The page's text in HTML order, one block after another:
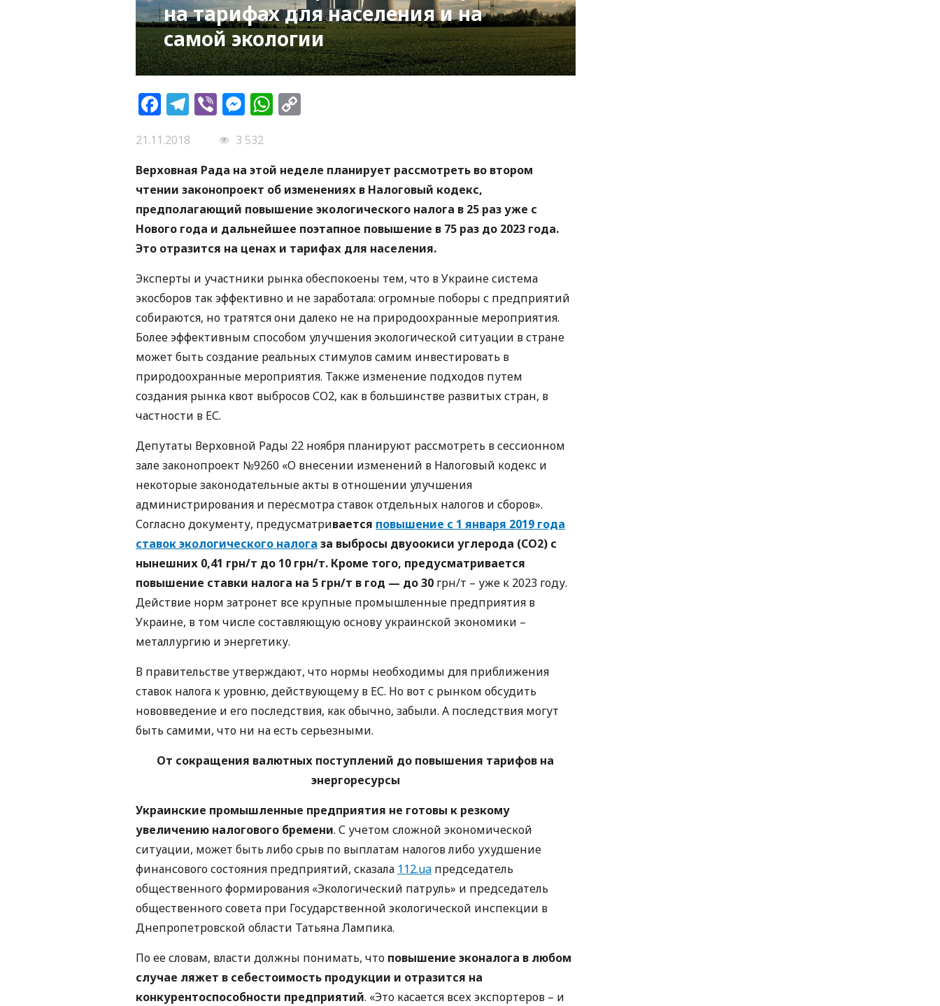
на тарифах для населения и на
самой экологии
Facebook
Telegram
ViberMessenger
WhatsApp
21.11.2018
3 532
Верховная Рада на этой неделе планирует рассмотреть во втором
чтении законопроект об изменениях в Налоговый кодекс,
предполагающий повышение экологического налога в 25 раз уже с
Нового года и дальнейшее поэтапное повышение в 75 раз до 2023 года.
Это отразится на ценах и тарифах для населения.
Эксперты и участники рынка обеспокоены тем, что в Украине система
экосборов так эффективно и не заработала: огромные поборы с предприятий
собираются, но тратятся они далеко не на природоохранные мероприятия.
Более эффективным способом улучшения экологической ситуации в стране
может быть создание реальных стимулов самим инвестировать в
природоохранные мероприятия. Также изменение подходов путем
создания рынка квот выбросов СО2, как в большинстве развитых стран, в
частности в ЕС.
Депутаты Верховной Рады 22 ноября планируют рассмотреть в сессионном
зале законопроект №9260 «О внесении изменений в Налоговый кодекс и
некоторые законодательные акты в отношении улучшения
администрирования и пересмотра ставок отдельных налогов и сборов».
Согласно документу, предусматривается повышение с 1 января 2019 года
ставок экологического налога за выбросы двуоокиси углерода (СО2) с
нынешних 0,41 грн/т до 10 грн/т. Кроме того, предусматривается
повышение ставки налога на 5 грн/т в год — до 30 грн/т – уже к 2023 году.
Действие норм затронет все крупные промышленные предприятия в
Украине, в том числе составляющую основу украинской экономики –
металлургию и энергетику.
В правительстве утверждают, что нормы необходимы для приближения
ставок налога к уровню, действующему в ЕС. Но вот с рынком обсудить
нововведение и его последствия, как обычно, забыли. А последствия могут
быть самими, что ни на есть серьезными.
От сокращения валютных поступлений до повышения тарифов на
энергоресурсы
Украинские промышленные предприятия не готовы к резкому
увеличению налогового бремени. С учетом сложной экономической
ситуации, может быть либо срыв по выплатам налогов либо ухудшение
финансового состояния предприятий, сказала 112.ua председатель
общественного формирования «Экологический патруль» и председатель
общественного совета при Государственной экологической инспекции в
Днепропетровской области Татьяна Лампика.
По ее словам, власти должны понимать, что повышение эконалога в любом
случае ляжет в себестоимость продукции и отразится на
конкурентоспособности предприятий. «Это касается всех экспортеров – и